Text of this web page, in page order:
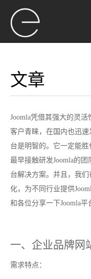
文章
Joomla凭借其强大的灵
客户青睐，在国内也迅速
台是明智的。它一定能
最早接触研发Joomla的
台解决方案。并且，我
化，为不同行业提供
和各位分享一下Joomla平
一、企业品牌网
需求特点：